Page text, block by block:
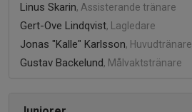
Linus Skarin, Assisterande tränare
Gert-Ove Lindqvist, Lagledare
Jonas "Kalle" Karlsson, Huvudtränare
Gustav Backelund, Målvaktstränare